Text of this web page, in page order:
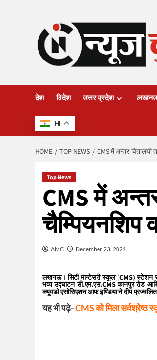
देश विदेश उत्तर प्रदेश
HI
HOME TOP NEWS CMS में अन्तर-विद्यालयी
Top News
CMS में
चैम्पियनशिप
AMC December 23, 2021
लखनऊ। सिटी मान्टेसरी स्कूल (CMS) स्टेशन
भव्य उद्घाटन सी.एम.एस.CMS कानपुर रोड
क्यूमडो एसोसिएशन आफ इण्डिया ने दीप
यह भी पढ़े-CMS को मिला सर्वश्रेष्ठ